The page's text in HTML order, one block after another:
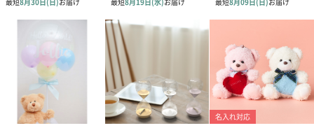
パッケージサ
イズ
幅270mm×奥行140mm×高さ122mm
1207g
製造国
本体：中国、台座：日本
使用上の注
意・使用法
・直射日光は避けてください
・この商品は国外輸送できません
・本品は熟練した技を持つ職人によって一つ一つ製作
されており、品質には十分に気を付けておりますが、